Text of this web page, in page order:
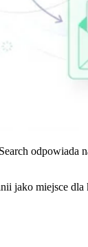
odpowiada
jako miejsce